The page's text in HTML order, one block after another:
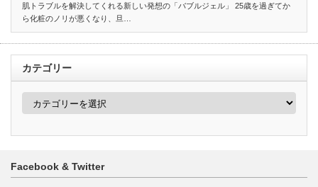
肌トラブルを解決してくれる新しい発想の「バブルジェル」 25歳を過ぎてか
ら化粧のノリが悪くなり、旦…
カテゴリー
Facebook & Twitter